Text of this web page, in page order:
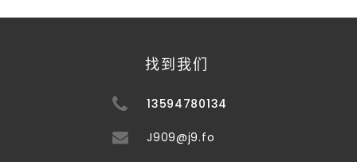
找到我们
13594780134
J909@j9.fo